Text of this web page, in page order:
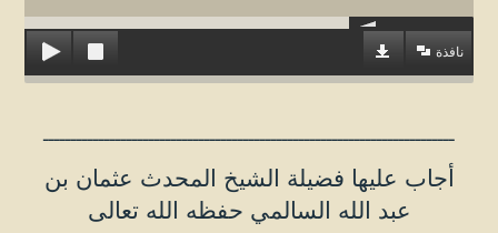
نافذة
ــــــــــــــــــــــــــــــــــــــــــــــــــــــــــــــــــــــــــ
أجاب عليها فضيلة الشيخ المحدث عثمان بن
عبد الله السالمي حفظه الله تعالى